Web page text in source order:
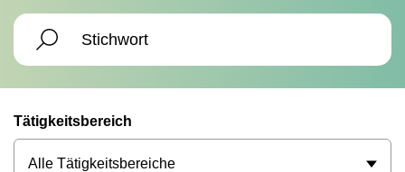
Tätigkeitsbereich
Alle Tätigkeitsbereiche